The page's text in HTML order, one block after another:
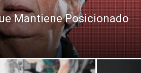
Mantiene Posicionado